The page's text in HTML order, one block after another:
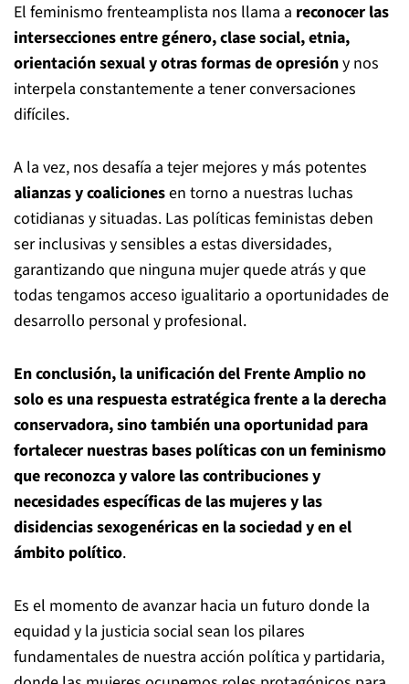
El feminismo frenteamplista nos llama a reconocer las
intersecciones entre género, clase social, etnia,
orientación sexual y otras formas de opresióny nos
interpela constantemente a tener conversaciones
difíciles.
A la vez, nos desafía a tejer mejores y más potentes
alianzas y coalicionesen torno a nuestras luchas
cotidianas y situadas. Las políticas feministas deben
ser inclusivas y sensibles a estas diversidades,
garantizando que ninguna mujer quede atrás y que
todas tengamos acceso igualitario a oportunidades de
desarrollo personal y profesional.
En conclusión, la unificación del Frente Amplio no
solo es una respuesta estratégica frente a la derecha
conservadora, sino también una oportunidad para
fortalecer nuestras bases políticas con un feminismo
que reconozca y valore las contribuciones y
necesidades específicas de las mujeres y las
disidencias sexogenéricas en la sociedad y en el
ámbito político.
Es el momento de avanzar hacia un futuro donde la
equidad y la justicia social sean los pilares
fundamentales de nuestra acción política y partidaria,